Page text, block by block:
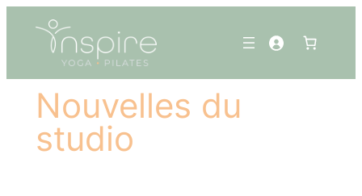
contenu
Nouvelles du
studio
Panneau de gestion des cookies